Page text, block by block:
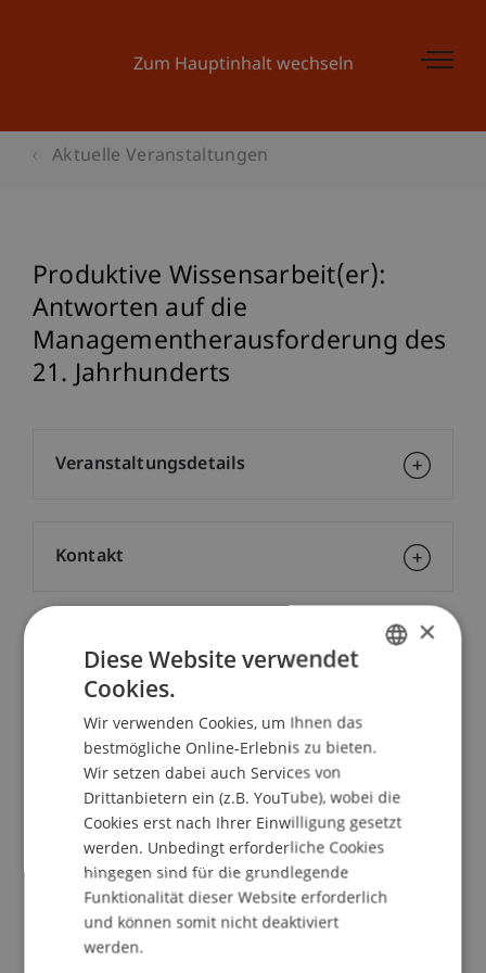
Zum Hauptinhalt wechseln
Aktuelle Veranstaltungen
Produktive Wissensarbeit(er):
Antworten auf die
Managementherausforderung des
21. Jahrhunderts
School/Professur:
Kommunikation und Marketing
Die Internationale Bodensee-Hochschule IBH
feiert dieses Jahr das 10jährige Bestehen. Die
dritte Jubiläumsveranstaltung zum Thema
Wissensarbeit findet am 10. März 2010 an der
Hochschule Liechtenstein statt.
Es begeben sich Experten aus Wissenschaft und
Wirtschaft auf die Suche nach der besten Lösung.
Im Rahmen einer Jubiläumsveranstaltung der
Veranstaltungsdetails
Kontakt
×
Diese Website verwendet
Cookies.
Wir verwenden Cookies, um Ihnen das
bestmögliche Online-Erlebnis zu bieten.
Wir setzen dabei auch Services von
Drittanbietern ein (z.B. YouTube), wobei die
Cookies erst nach Ihrer Einwilligung gesetzt
werden. Unbedingt erforderliche Cookies
hingegen sind für die grundlegende
Funktionalität dieser Website erforderlich
und können somit nicht deaktiviert
werden.